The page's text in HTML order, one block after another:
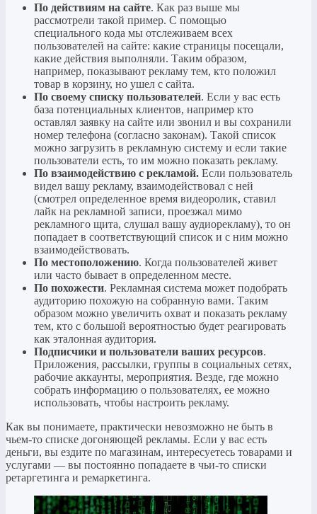
По действиям на сайте. Как раз выше мы
рассмотрели такой пример. С помощью
специального кода мы отслеживаем всех
пользователей на сайте: какие страницы посещали,
какие действия выполняли. Таким образом,
например, показывают рекламу тем, кто положил
товар в корзину, но ушел с сайта.
По своему списку пользователей. Если у вас есть
база потенциальных клиентов, например кто
оставлял заявку на сайте или звонил и вы сохранили
номер телефона (согласно законам). Такой список
можно загрузить в рекламную систему и если такие
пользователи есть, то им можно показать рекламу.
По взаимодействию с рекламой. Если пользователь
видел вашу рекламу, взаимодействовал с ней
(смотрел определенное время видеоролик, ставил
лайк на рекламной записи, проезжал мимо
рекламного щита, слушал вашу аудиорекламу), то он
попадает в соответствующий список и с ним можно
взаимодействовать.
По местоположению. Когда пользователей живет
или часто бывает в определенном месте.
По похожести. Рекламная система может подобрать
аудиторию похожую на собранную вами. Таким
образом можно увеличить охват и показать рекламу
тем, кто с большой вероятностью будет реагировать
как эталонная аудитория.
Подписчики и пользователи ваших ресурсов.
Приложения, рассылки, группы в социальных сетях,
рабочие аккаунты, мероприятия. Везде, где можно
собрать информацию о пользователях, ее можно
использовать, чтобы настроить рекламу.
Как вы понимаете, практически невозможно не быть в
чьем-то списке догоняющей рекламы. Если у вас есть
деньги, вы ездите по магазинам, интересуетесь товарами и
услугами — вы постоянно попадаете в чьи-то списки
ретаргетинга и ремаркетинга.